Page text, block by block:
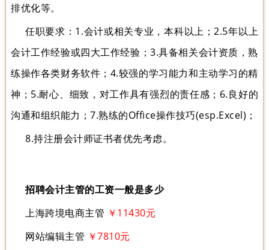
排优化等。
任职要求：1.会计或相关专业，本科以上；2.5年以上
会计工作经验或四大工作经验；3.具备相关会计资质，熟
练操作各类财务软件；4.较强的学习能力和主动学习的精
神；5.耐心、细致，对工作具有强烈的责任感；6.良好的
沟通和组织能力；7.熟练的Office操作技巧(esp.Excel)；
8.持注册会计师证书者优先考虑。
招聘会计主管的工资一般是多少
上海跨境电商主管 ￥11430元
网站编辑主管 ￥7810元